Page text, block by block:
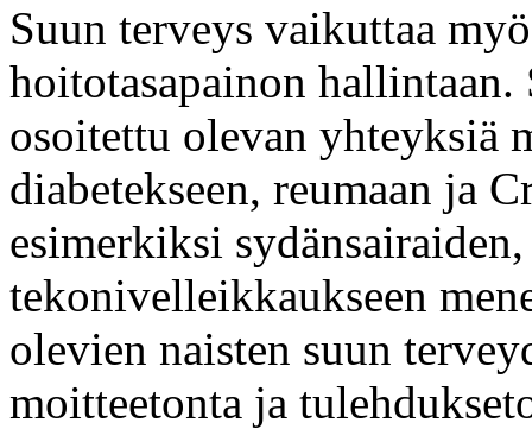
Suun terveys vaikuttaa
hoitotasapainon
osoitettu olevan yhteyksiä
diabetekseen, reumaan ja
esimerkiksi
tekonivelleikkaukseen
olevien naisten suun
moitteetonta ja